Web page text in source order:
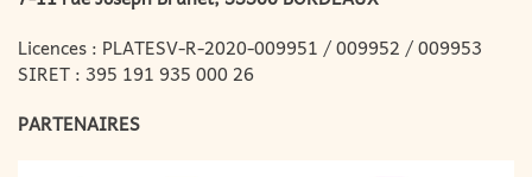
Licences : PLATESV-R-2020-009951 / 009952 / 009953
SIRET : 395 191 935 000 26
PARTENAIRES